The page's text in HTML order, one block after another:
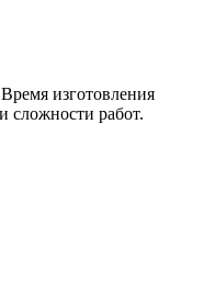
изготовления
сложности работ.